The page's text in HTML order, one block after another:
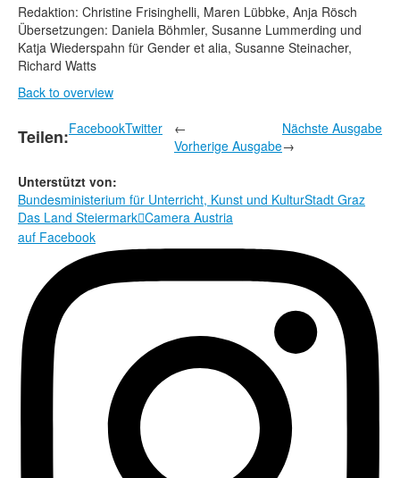
Redaktion: Christine Frisinghelli, Maren Lübbke, Anja Rösch
Übersetzungen: Daniela Böhmler, Susanne Lummerding und
Katja Wiederspahn für Gender et alia, Susanne Steinacher,
Richard Watts
Back to overview
Teilen:FacebookTwitter
←
Vorherige Ausgabe
Nächste Ausgabe
→
Unterstützt von:
Bundesministerium für Unterricht, Kunst und KulturStadt Graz
Das Land SteiermarkCamera Austria
auf Facebook